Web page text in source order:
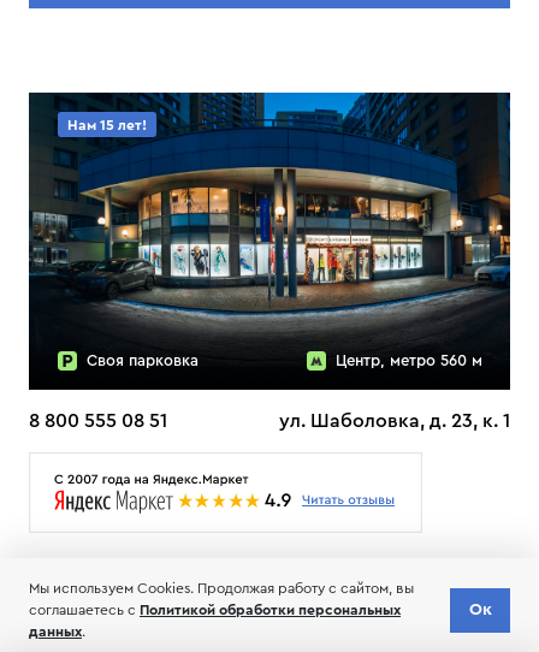
Нам 15 лет!
Своя парковка Центр, метро 560 м
8 800 555 08 51 ул. Шаболовка, д. 23, к. 1
© 2006-2026 Пределанет
Мы используем Cookies. Продолжая работу с сайтом, вы
соглашаетесь с Политикой обработки персональных
данных.
Ок